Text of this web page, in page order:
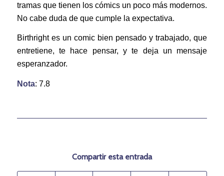
tramas que tienen los cómics un poco más modernos.
No cabe duda de que cumple la expectativa.
Birthright es un comic bien pensado y trabajado, que
entretiene, te hace pensar, y te deja un mensaje
esperanzador.
Nota: 7.8
Compartir esta entrada